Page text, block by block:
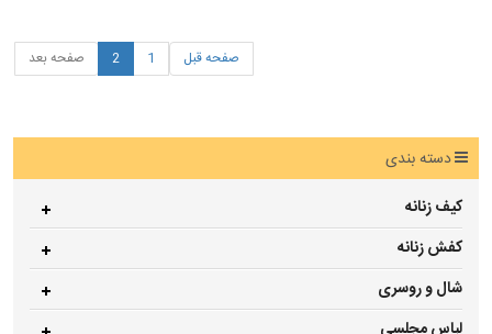
صفحه قبل 1
2 صفحه بعد
دسته بندی
کیف زنانه
کفش زنانه
شال و روسری